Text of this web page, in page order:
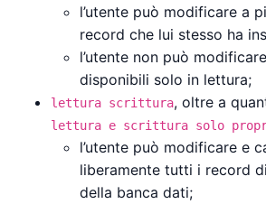
l’utente può modificare a
record che lui stesso ha
l’utente non può
disponibili solo in lettura;
lettura scrittura, oltre a
lettura e scrittura solo
l’utente può modificare e
liberamente tutti i record
della banca dati;